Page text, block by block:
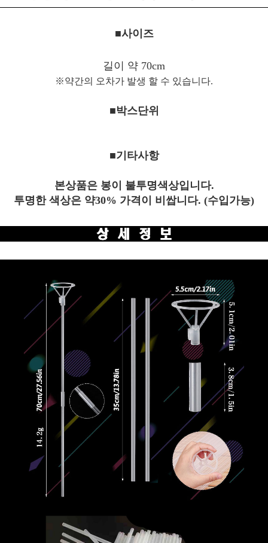
■사이즈
길이 약 70cm
※약간의 오차가 발생 할 수 있습니다.
■박스단위
■기타사항
본상품은 봉이 불투명색상입니다.
투명한 색상은 약30% 가격이 비쌉니다. (수입가능)